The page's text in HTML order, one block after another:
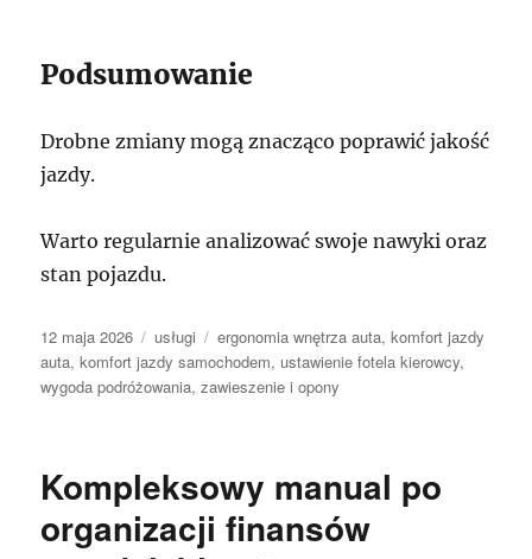
Podsumowanie
Drobne zmiany mogą znacząco poprawić jakość
jazdy.
Warto regularnie analizować swoje nawyki oraz
stan pojazdu.
Data
publikacji
12 maja 2026 Kategorie
usługi Tagi
ergonomia wnętrza auta,komfort jazdy
auta,komfort jazdy samochodem, ustawienie fotela kierowcy,
wygoda podróżowania,zawieszenie i opony
Kompleksowy manual po
organizacji finansów